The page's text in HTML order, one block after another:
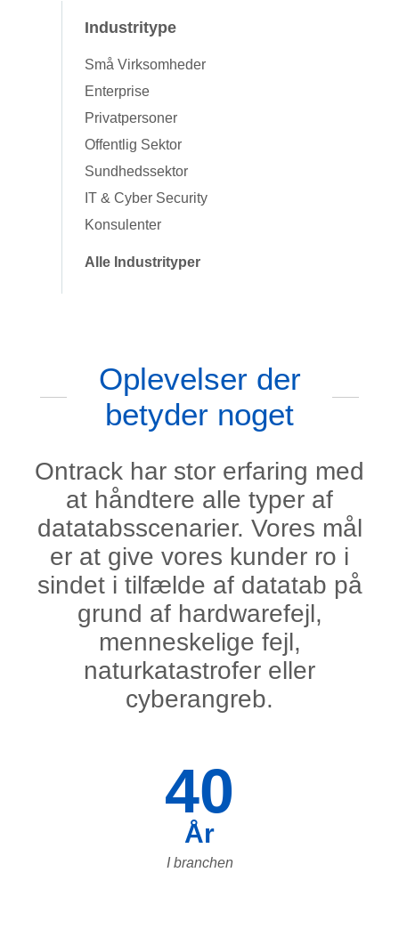
Industritype
Små Virksomheder
Enterprise
Privatpersoner
Offentlig Sektor
Sundhedssektor
IT & Cyber Security
Konsulenter
Alle Industrityper
Oplevelser der
betyder noget
Ontrack har stor erfaring med
at håndtere alle typer af
datatabsscenarier. Vores mål
er at give vores kunder ro i
sindet i tilfælde af datatab på
grund af hardwarefejl,
menneskelige fejl,
naturkatastrofer eller
cyberangreb.
40
År
I branchen